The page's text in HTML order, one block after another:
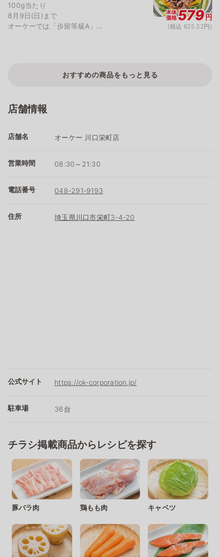
100g当たり
8月9日(日)まで
オーケーでは「歩留等級A」...
本体
価格579円
(税込 625.32円)
おすすめの商品をもっと見る
店舗情報
店舗名 オーケー 川口栄町店
営業時間 08:30～21:30
電話番号 048-291-9193
住所 埼玉県川口市栄町3-4-20
公式サイト https://ok-corporation.jp/
駐車場 36台
チラシ掲載商品からレシピを探す
豚バラ肉 鶏もも肉 キャベツ